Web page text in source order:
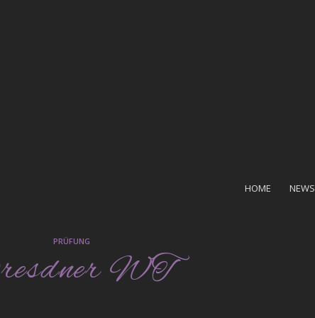
HOME NEWS
PRÜFUNG
WT